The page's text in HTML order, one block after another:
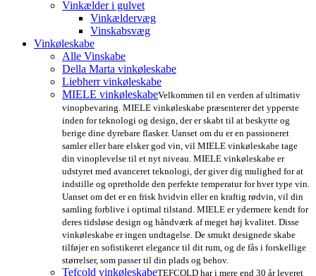
Vinkælder i gulvet
Vinkældervæg
Vinskabsvæg
Vinkøleskabe
Alle Vinskabe
Della Marta vinkøleskabe
Liebherr vinkøleskabe
MIELE vinkøleskabeVelkommen til en verden af ultimativ
vinopbevaring. MIELE vinkøleskabe præsenterer det ypperste
inden for teknologi og design, der er skabt til at beskytte og
berige dine dyrebare flasker. Uanset om du er en passioneret
samler eller bare elsker god vin, vil MIELE vinkøleskabe tage
din vinoplevelse til et nyt niveau. MIELE vinkøleskabe er
udstyret med avanceret teknologi, der giver dig mulighed for at
indstille og opretholde den perfekte temperatur for hver type vin.
Uanset om det er en frisk hvidvin eller en kraftig rødvin, vil din
samling forblive i optimal tilstand. MIELE er ydermere kendt for
deres tidsløse design og håndværk af meget høj kvalitet. Disse
vinkøleskabe er ingen undtagelse. De smukt designede skabe
tilføjer en sofistikeret elegance til dit rum, og de fås i forskellige
størrelser, som passer til din plads og behov.
Tefcold vinkøleskabeTEFCOLD har i mere end 30 år leveret